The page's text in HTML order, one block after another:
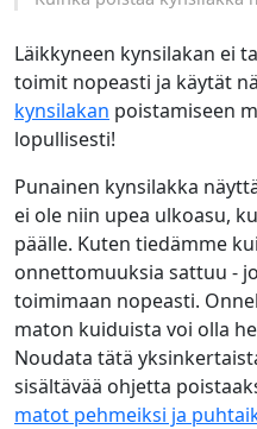
Läikkyneen kynsilakan ei
toimit nopeasti ja käytät
kynsilakan poistamiseen
lopullisesti!
Punainen kynsilakka
ei ole niin upea ulkoasu,
päälle. Kuten tiedämme
onnettomuuksia sattuu -
toimimaan nopeasti.
maton kuiduista voi olla
Noudata tätä
sisältävää ohjetta
matot pehmeiksi ja